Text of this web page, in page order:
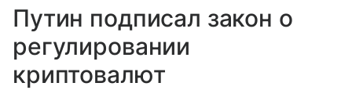
Путин подписал закон о
регулировании
криптовалют